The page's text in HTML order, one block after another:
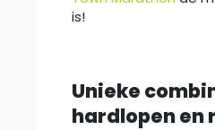
is!
Unieke
hardlopen en